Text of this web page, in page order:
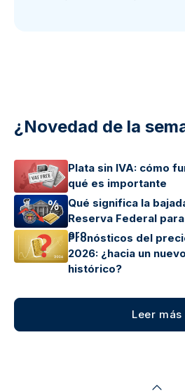
¿Novedad de la
Plata sin IVA: cómo
qué es importante
Qué significa la
Reserva Federal
oro
Pronósticos del
2026: ¿hacia un
histórico?
Leer más